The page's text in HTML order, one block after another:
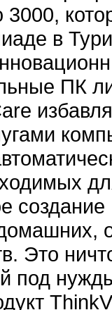
3000,
в
ПК
Это
под